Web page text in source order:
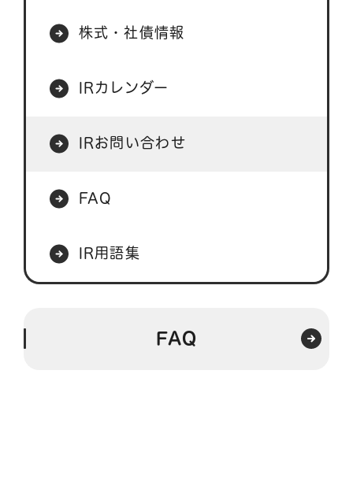
株式・社債情報
IRカレンダー
IRお問い合わせ
FAQ
IR用語集
FAQ